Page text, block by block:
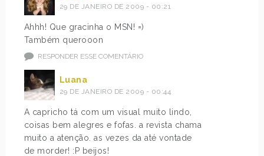
29 DE JANEIRO DE 2009 - 00:21
Ahhh! Que gracinha o MSN! =)
Também querooon
RESPONDER ESSE COMENTÁRIO
Luana
29 DE JANEIRO DE 2009 - 00:44
A capricho tá com um visual muito lindo,
coisas bem alegres e fofas. a revista chama
muito a atenção. as vezes da até vontade
de morder! :P beijos!